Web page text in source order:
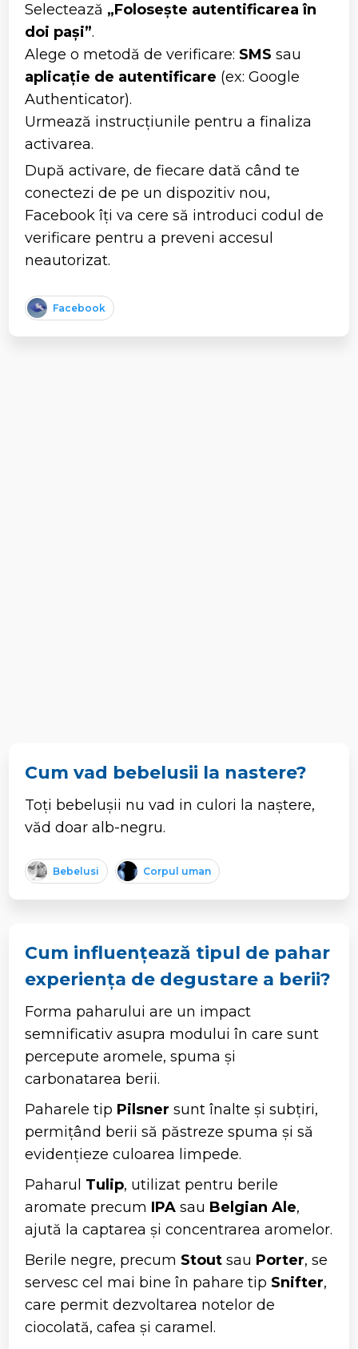
Selectează „Folosește autentificarea în
doi pași”.
Alege o metodă de verificare: SMS sau
aplicație de autentificare (ex: Google
Authenticator).
Urmează instrucțiunile pentru a finaliza
activarea.
După activare, de fiecare dată când te
conectezi de pe un dispozitiv nou,
Facebook îți va cere să introduci codul de
verificare pentru a preveni accesul
neautorizat.
Facebook
Cum vad bebelusii la nastere?
Toți bebelușii nu vad in culori la naștere,
văd doar alb-negru.
Bebelusi Corpul uman
Cum influențează tipul de pahar
experiența de degustare a berii?
Forma paharului are un impact
semnificativ asupra modului în care sunt
percepute aromele, spuma și
carbonatarea berii.
Paharele tip Pilsner sunt înalte și subțiri,
permițând berii să păstreze spuma și să
evidențieze culoarea limpede.
Paharul Tulip, utilizat pentru berile
aromate precum IPA sau Belgian Ale,
ajută la captarea și concentrarea aromelor.
Berile negre, precum Stout sau Porter, se
servesc cel mai bine în pahare tip Snifter,
care permit dezvoltarea notelor de
ciocolată, cafea și caramel.